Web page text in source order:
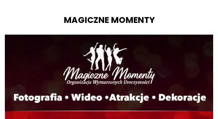
MAGICZNE MOMENTY